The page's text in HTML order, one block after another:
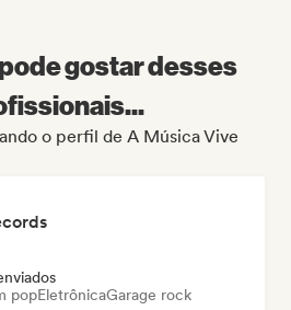
gostar desses
o perfil de A Música Vive
popEletrônicaGarage rock